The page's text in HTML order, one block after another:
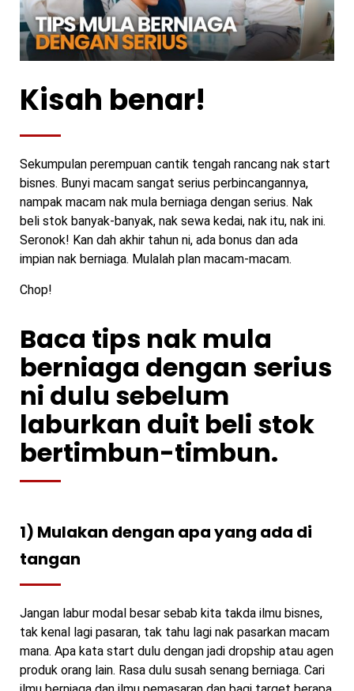
Kisah benar!
Sekumpulan perempuan cantik tengah rancang nak start
bisnes. Bunyi macam sangat serius perbincangannya,
nampak macam nak mula berniaga dengan serius. Nak
beli stok banyak-banyak, nak sewa kedai, nak itu, nak ini.
Seronok! Kan dah akhir tahun ni, ada bonus dan ada
impian nak berniaga. Mulalah plan macam-macam.
Chop!
Baca tips nak mula
berniaga dengan serius
ni dulu sebelum
laburkan duit beli stok
bertimbun-timbun.
1) Mulakan dengan apa yang ada di
tangan
Jangan labur modal besar sebab kita takda ilmu bisnes,
tak kenal lagi pasaran, tak tahu lagi nak pasarkan macam
mana. Apa kata start dulu dengan jadi dropship atau agen
produk orang lain. Rasa dulu susah senang berniaga. Cari